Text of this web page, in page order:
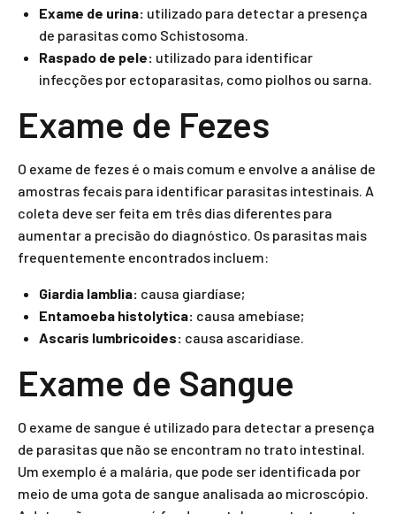
Exame de urina: utilizado para detectar a presença
de parasitas como Schistosoma.
Raspado de pele: utilizado para identificar
infecções por ectoparasitas, como piolhos ou sarna.
Exame de Fezes
O exame de fezes é o mais comum e envolve a análise de
amostras fecais para identificar parasitas intestinais. A
coleta deve ser feita em três dias diferentes para
aumentar a precisão do diagnóstico. Os parasitas mais
frequentemente encontrados incluem:
Giardia lamblia: causa giardíase;
Entamoeba histolytica: causa amebíase;
Ascaris lumbricoides: causa ascaridíase.
Exame de Sangue
O exame de sangue é utilizado para detectar a presença
de parasitas que não se encontram no trato intestinal.
Um exemplo é a malária, que pode ser identificada por
meio de uma gota de sangue analisada ao microscópio.